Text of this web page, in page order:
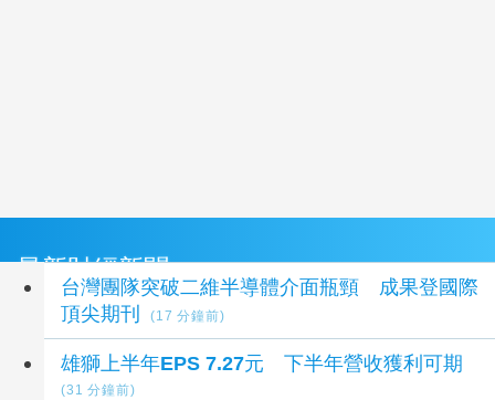
最新財經新聞
台灣團隊突破二維半導體介面瓶頸 成果登國際
頂尖期刊
(17 分鐘前)
雄獅上半年EPS 7.27元 下半年營收獲利可期
(31 分鐘前)